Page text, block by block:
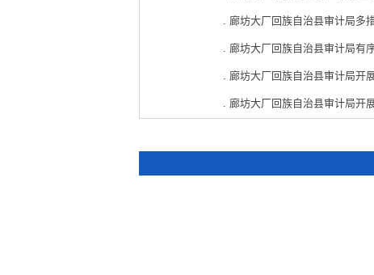
. 廊坊大厂回族自治县审计局多
. 廊坊大厂回族自治县审计局有
. 廊坊大厂回族自治县审计局开
. 廊坊大厂回族自治县审计局开